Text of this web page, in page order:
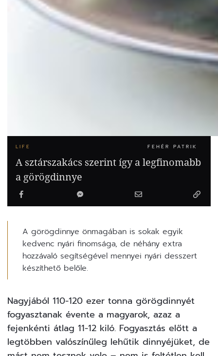
LIFE FEHÉR PATRIK
A sztárszakács szerint így a legfinomabb
a görögdinnye
A görögdinnye önmagában is sokak egyik
kedvenc nyári finomsága, de néhány extra
hozzávaló segítségével mennyei nyári desszert
készíthető belőle.
Nagyjából 110-120 ezer tonna görögdinnyét
fogyasztanak évente a magyarok, azaz a
fejenkénti átlag 11-12 kiló. Fogyasztás előtt a
legtöbben valószínűleg lehűtik dinnyéjüket, de